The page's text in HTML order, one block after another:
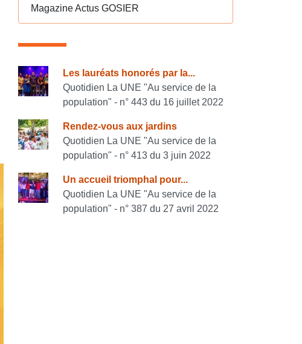
Magazine Actus GOSIER
Consulter également
Les lauréats honorés par la...
Quotidien La UNE "Au service de la
population" - n° 443 du 16 juillet 2022
Rendez-vous aux jardins
Quotidien La UNE "Au service de la
population" - n° 413 du 3 juin 2022
Un accueil triomphal pour...
Quotidien La UNE "Au service de la
population" - n° 387 du 27 avril 2022